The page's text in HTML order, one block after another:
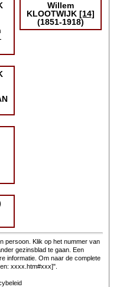
Willem
KLOOTWIJK [14]
(1851-1918)
persoon. Klik op het nummer van
gezinsblad te gaan. Een
informatie. Om naar de complete
xxxx.htm#xxx]".